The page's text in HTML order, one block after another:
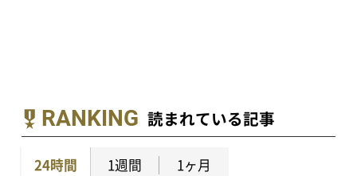
RANKING 読まれている記事
24時間 1週間 1ヶ月